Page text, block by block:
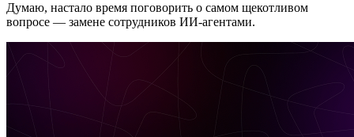
Думаю, настало время поговорить о самом щекотливом
вопросе — замене сотрудников ИИ-агентами.